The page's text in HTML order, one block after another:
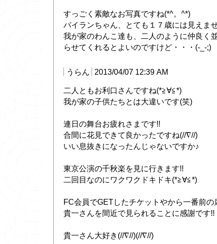
すっごく素敵なお写真ですね(*^。^*)
パイランちゃん、とても１７歳には見えま
我が家のわんこ達も、二人のように仲良く
らせてくれるとよいのですけど・・・(-_-;)
うらん 2013/04/07 12:39 AM
二人ともお利口さんですね(*≧∀≦*)
我が家の子供たちとは大違いです(笑)
連日の舞台お疲れさまです!!
合間に花見できて良かったですね(//∇//)
いい息抜きになったんじゃないですか♪
東京公演の千秋楽を見に行きます!!
二回目なのにワクワクドキドキ(*≧∀≦*)
FC会員でGETしたチケットやから一番前
貴一さんを間近で見られることに感謝です!!
貴一さん大好き(//∇//)(//∇//)